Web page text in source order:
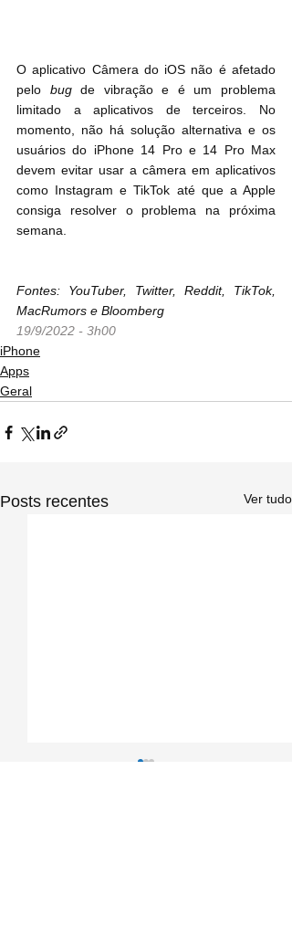
O aplicativo Câmera do iOS não é afetado
pelo bug de vibração e é um problema
limitado a aplicativos de terceiros. No
momento, não há solução alternativa e os
usuários do ‌iPhone 14 Pro‌ e 14 Pro Max
devem evitar usar a câmera em aplicativos
como Instagram e TikTok até que a Apple
consiga resolver o problema na próxima
semana.
Fontes: YouTuber, Twitter, Reddit, TikTok,
MacRumors e Bloomberg
19/9/2022 - 3h00
iPhone
Apps
Geral
Posts recentes Ver tudo